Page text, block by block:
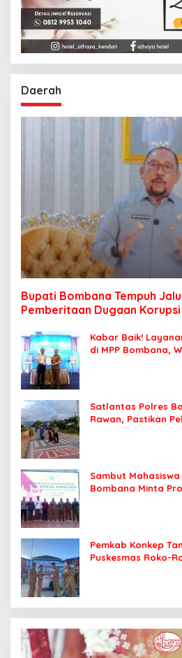
Daerah
Bupati Bombana Tempuh
Pemberitaan Dugaan
Kabar Baik!
di MPP Bombana,
Satlantas Polres
Rawan, Pastikan
Sambut Mahasiswa
Bombana Minta
Pemkab Konkep
Puskesmas Roko-